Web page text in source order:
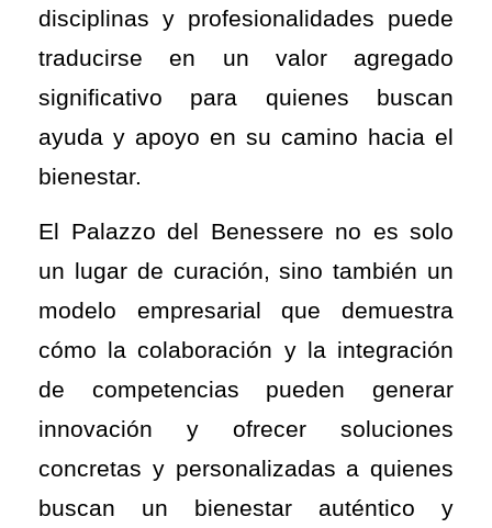
disciplinas y profesionalidades puede
traducirse en un valor agregado
significativo para quienes buscan
ayuda y apoyo en su camino hacia el
bienestar.
El Palazzo del Benessere no es solo
un lugar de curación, sino también un
modelo empresarial que demuestra
cómo la colaboración y la integración
de competencias pueden generar
innovación y ofrecer soluciones
concretas y personalizadas a quienes
buscan un bienestar auténtico y